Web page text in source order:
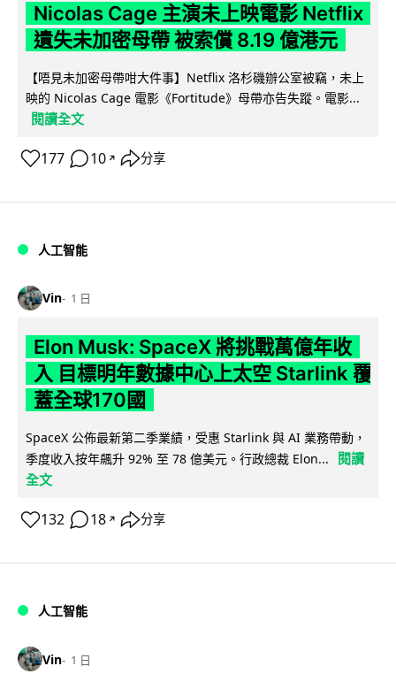
Nicolas Cage 主演未上映電影 Netflix
遺失未加密母帶 被索償 8.19 億港元
【唔見未加密母帶咁大件事】Netflix 洛杉磯辦公室被竊，未上
映的 Nicolas Cage 電影《Fortitude》母帶亦告失蹤。電影...
閱讀全文
177 10 ↗ 分享
人工智能
Vin 1 日
Elon Musk: SpaceX 將挑戰萬億年收
入 目標明年數據中心上太空 Starlink 覆
蓋全球170國
SpaceX 公佈最新第二季業績，受惠 Starlink 與 AI 業務帶動，
季度收入按年飆升 92% 至 78 億美元。行政總裁 Elon...
閱讀
全文
132 18 ↗ 分享
人工智能
Vin 1 日